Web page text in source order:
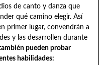
de canto y danza que
qué camino elegir. Así
primer lugar, convendrán a
y las desarrollen durante
pueden probar
habilidades: